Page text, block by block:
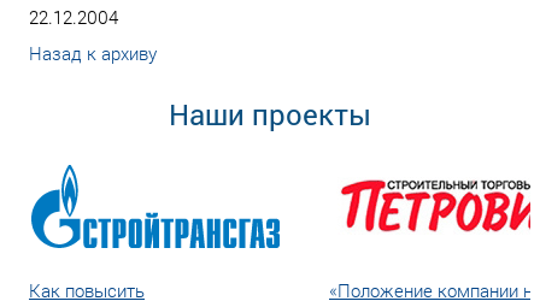
22.12.2004
Назад к архиву
Наши проекты
Как повысить
«Положение компании